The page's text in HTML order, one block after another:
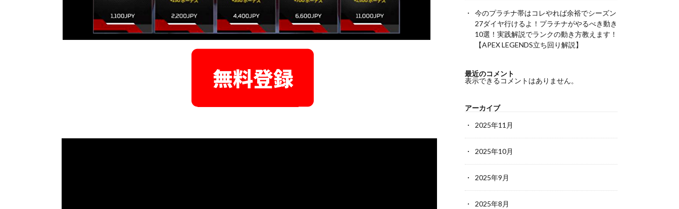
今のプラチナ帯はコレやれば余裕でシーズン
27ダイヤ行けるよ！プラチナがやるべき動き
10選！実践解説でランクの動き方教えます！
【APEX LEGENDS立ち回り解説】
最近のコメント
表示できるコメントはありません。
アーカイブ
2025年11月
2025年10月
2025年9月
2025年8月